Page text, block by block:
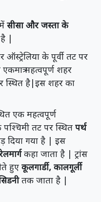
सीसा और जस्ता के
|
के पूर्वी तट पर
महत्वपूर्ण शहर
स्थित है|इस शहर का
एक महत्वपूर्ण
तट पर स्थित पर्थ
दिया गया है | इस
कहा जाता है | ट्रांस
हुए कूलगार्डी, कालगूर्ली
तक जाता है |